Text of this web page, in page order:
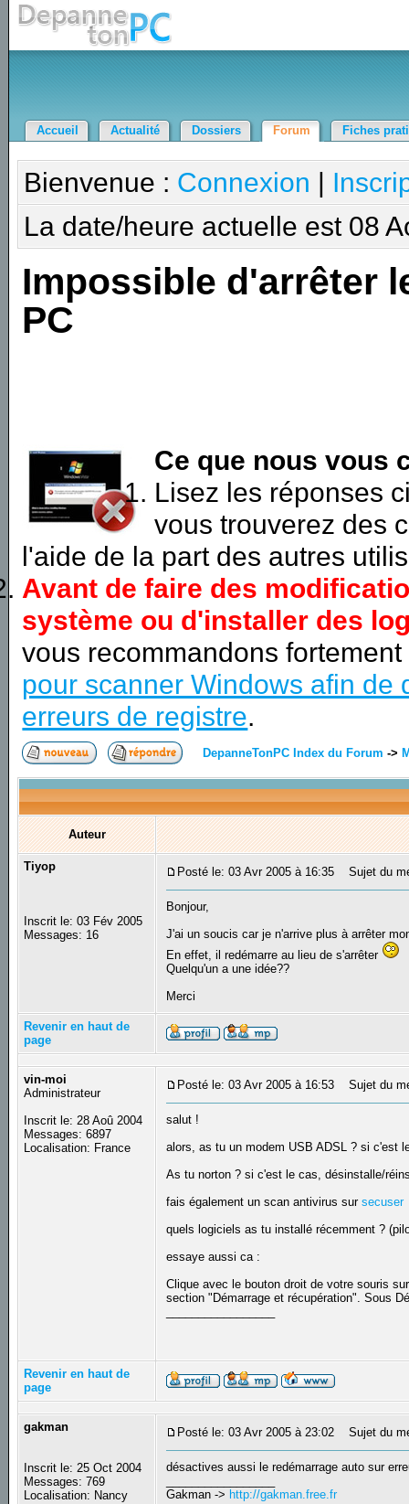
Accueil Actualité Dossiers Forum Fiches
Bienvenue : Connexion |
La date/heure actuelle est 08
Impossible d'arrêter
PC
Ce que nous vous
Lisez les réponses
vous trouverez des
l'aide de la part des autres
Avant de faire des
système ou d'installer des
vous recommandons
pour scanner Windows afin de
erreurs de registre.
DepanneTonPC Index du Forum ->
Auteur
Tiyop
Inscrit le: 03 Fév 2005
Messages: 16
Posté le: 03 Avr 2005 à 16:35 Sujet du
Bonjour,
J'ai un soucis car je n'arrive plus à arrêter
En effet, il redémarre au lieu de s'arrêter
Quelqu'un a une idée??
Merci
Revenir en haut de
page
vin-moi
Administrateur
Inscrit le: 28 Aoû 2004
Messages: 6897
Localisation: France
Posté le: 03 Avr 2005 à 16:53 Sujet du
salut !
alors, as tu un modem USB ADSL ? si c'est
As tu norton ? si c'est le cas, désinstalle/
fais également un scan antivirus sursecuser
quels logiciels as tu installé récemment ?
essaye aussi ca :
Clique avec le bouton droit de votre souris
section "Démarrage et récupération". Sous
Revenir en haut de
page
gakman
Inscrit le: 25 Oct 2004
Messages: 769
Localisation: Nancy
Posté le: 03 Avr 2005 à 23:02 Sujet du
désactives aussi le redémarrage auto sur
Gakman -> http://gakman.free.fr